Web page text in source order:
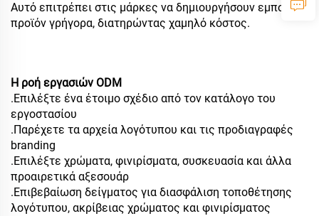
Αυτό επιτρέπει στις μάρκες να δημιουργήσουν εμπορικό
προϊόν γρήγορα, διατηρώντας χαμηλό κόστος.
Η ροή εργασιών ODM
.Επιλέξτε ένα έτοιμο σχέδιο από τον κατάλογο του
εργοστασίου
.Παρέχετε τα αρχεία λογότυπου και τις προδιαγραφές
branding
.Επιλέξτε χρώματα, φινιρίσματα, συσκευασία και άλλα
προαιρετικά αξεσουάρ
.Επιβεβαίωση δείγματος για διασφάλιση τοποθέτησης
λογότυπου, ακρίβειας χρώματος και φινιρίσματος